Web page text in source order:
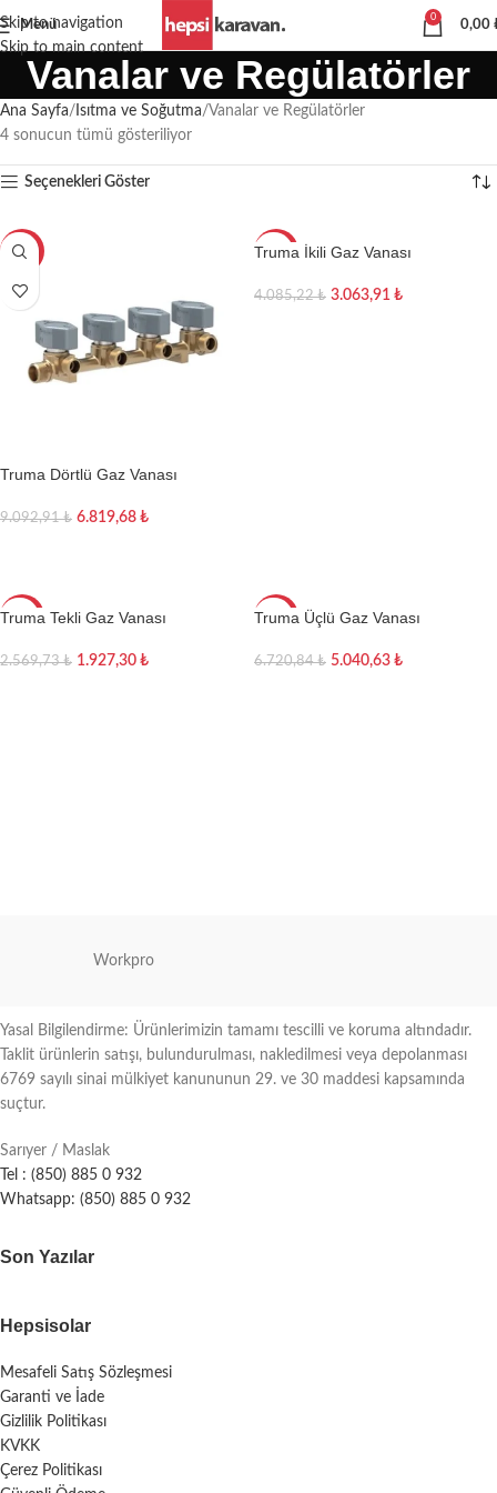
Skip to navigation
Skip to main content
Menü
0
0,00
Vanalar ve Regülatörler
Ana Sayfa Isıtma ve Soğutma Vanalar ve Regülatörler
4 sonucun tümü gösteriliyor
Seçenekleri Göster
-25%
Truma Dörtlü Gaz Vanası
9.092,91₺ 6.819,68 ₺
-25%
Truma İkili Gaz Vanası
4.085,22₺ 3.063,91 ₺
-25%
Truma Tekli Gaz Vanası
2.569,73₺ 1.927,30 ₺
-25%
Truma Üçlü Gaz Vanası
6.720,84₺ 5.040,63 ₺
Workpro
Yasal Bilgilendirme: Ürünlerimizin tamamı tescilli ve koruma altındadır.
Taklit ürünlerin satışı, bulundurulması, nakledilmesi veya depolanması
6769 sayılı sinai mülkiyet kanununun 29. ve 30 maddesi kapsamında
suçtur.
Sarıyer / Maslak
Tel : (850) 885 0 932
Whatsapp: (850) 885 0 932
Son Yazılar
Hepsisolar
Mesafeli Satış Sözleşmesi
Garanti ve İade
Gizlilik Politikası
KVKK
Çerez Politikası